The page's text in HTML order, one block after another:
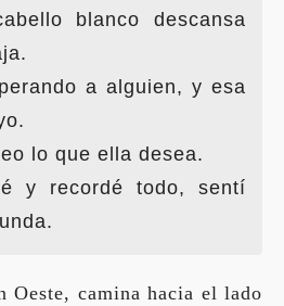
blanco descansa
a alguien, y esa
lo que ella desea.
y recordé todo, sentí
Oeste, camina hacia el lado